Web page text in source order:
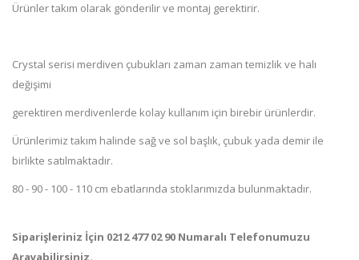
Ürünler takım olarak gönderilir ve montaj gerektirir.
Crystal serisi merdiven çubukları zaman zaman temizlik ve halı
değişimi
gerektiren merdivenlerde kolay kullanım için birebir ürünlerdir.
Ürünlerimiz takım halinde sağ ve sol başlık, çubuk yada demir ile
birlikte satılmaktadır.
80 - 90 - 100 - 110 cm ebatlarında stoklarımızda bulunmaktadır.
Siparişleriniz İçin 0212 477 02 90 Numaralı Telefonumuzu
Arayabilirsiniz.